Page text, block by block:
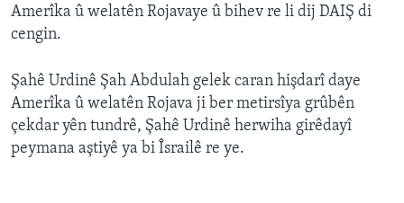
Amerîka û welatên Rojavaye û bihev re li dij DAIŞ di
cengin.
Şahê Urdinê Şah Abdulah gelek caran hişdarî daye
Amerîka û welatên Rojava ji ber metirsîya grûbên
çekdar yên tundrê, Şahê Urdinê herwiha girêdayî
peymana aştiyê ya bi Îsrailê re ye.